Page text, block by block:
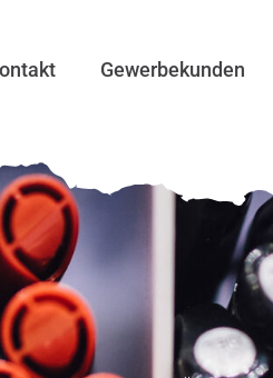
Gewerbekunden